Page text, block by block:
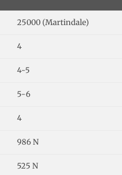
25000 (Martindale)
4
4-5
5-6
4
986 N
525 N